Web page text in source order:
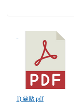
1) 要點.pdf